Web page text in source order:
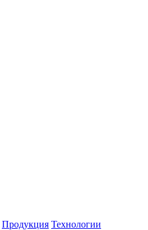
Продукция Технологии